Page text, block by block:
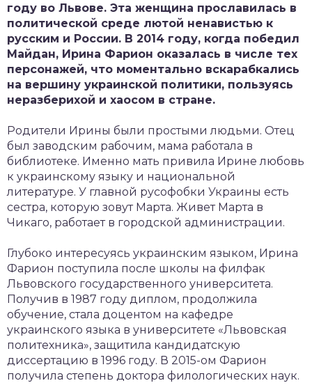
году во Львове. Эта женщина прославилась в
политической среде лютой ненавистью к
русским и России. В 2014 году, когда победил
Майдан, Ирина Фарион оказалась в числе тех
персонажей, что моментально вскарабкались
на вершину украинской политики, пользуясь
неразберихой и хаосом в стране.
Родители Ирины были простыми людьми. Отец
был заводским рабочим, мама работала в
библиотеке. Именно мать привила Ирине любовь
к украинскому языку и национальной
литературе. У главной русофобки Украины есть
сестра, которую зовут Марта. Живет Марта в
Чикаго, работает в городской администрации.
Глубоко интересуясь украинским языком, Ирина
Фарион поступила после школы на филфак
Львовского государственного университета.
Получив в 1987 году диплом, продолжила
обучение, стала доцентом на кафедре
украинского языка в университете «Львовская
политехника», защитила кандидатскую
диссертацию в 1996 году. В 2015-ом Фарион
получила степень доктора филологических наук.